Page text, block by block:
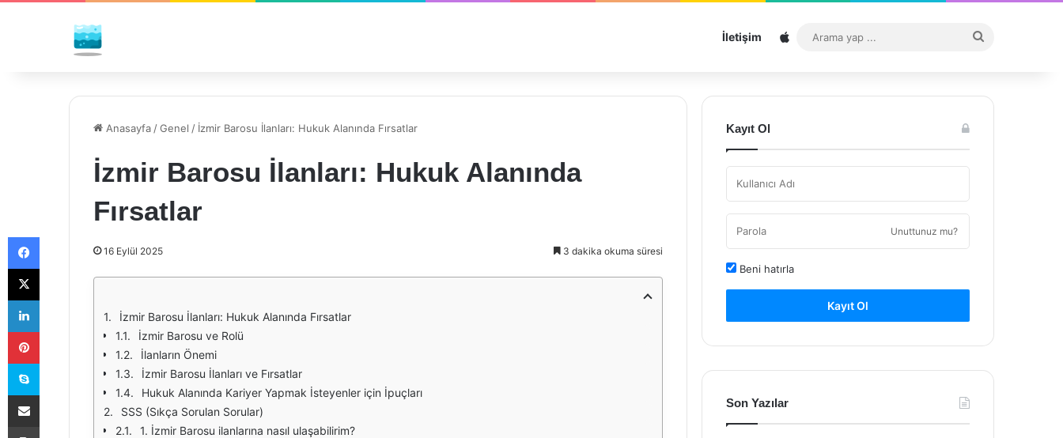
İletişim Sitemap
...
Anasayfa /Genel / İzmir Barosu İlanları: Hukuk Alanında Fırsatlar
İzmir Barosu İlanları: Hukuk Alanında
Fırsatlar
16 Eylül 2025 3 dakika okuma süresi
İzmir Barosu İlanları: Hukuk Alanında Fırsatlar
İzmir Barosu ve Rolü
İlanların Önemi
İzmir Barosu İlanları ve Fırsatlar
Hukuk Alanında Kariyer Yapmak İsteyenler için İpuçları
SSS (Sıkça Sorulan Sorular)
1. İzmir Barosu ilanlarına nasıl ulaşabilirim?
Kayıt Ol
Unuttunuz mu?
Beni hatırla
Kayıt Ol
Son Yazılar
Facebook
X
LinkedIn
Pinterest
Skype
E-Posta ile paylaş